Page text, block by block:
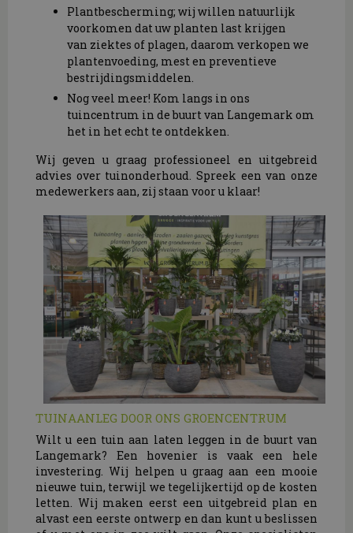
Plantbescherming; wij willen natuurlijk
voorkomen dat uw planten last krijgen
van ziektes of plagen, daarom verkopen we
plantenvoeding, mest en preventieve
bestrijdingsmiddelen.
Nog veel meer! Kom langs in ons
tuincentrum in de buurt van Langemark om
het in het echt te ontdekken.
Wij geven u graag professioneel en uitgebreid
advies over tuinonderhoud. Spreek een van onze
medewerkers aan, zij staan voor u klaar!
TUINAANLEG DOOR ONS GROENCENTRUM
Wilt u een tuin aan laten leggen in de buurt van
Langemark? Een hovenier is vaak een hele
investering. Wij helpen u graag aan een mooie
nieuwe tuin, terwijl we tegelijkertijd op de kosten
letten. Wij maken eerst een uitgebreid plan en
alvast een eerste ontwerp en dan kunt u beslissen